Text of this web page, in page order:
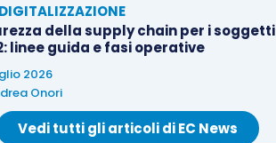
della supply chain per i soggetti
linee guida e fasi operative
2026
Onori
Vedi tutti gli articoli di EC News